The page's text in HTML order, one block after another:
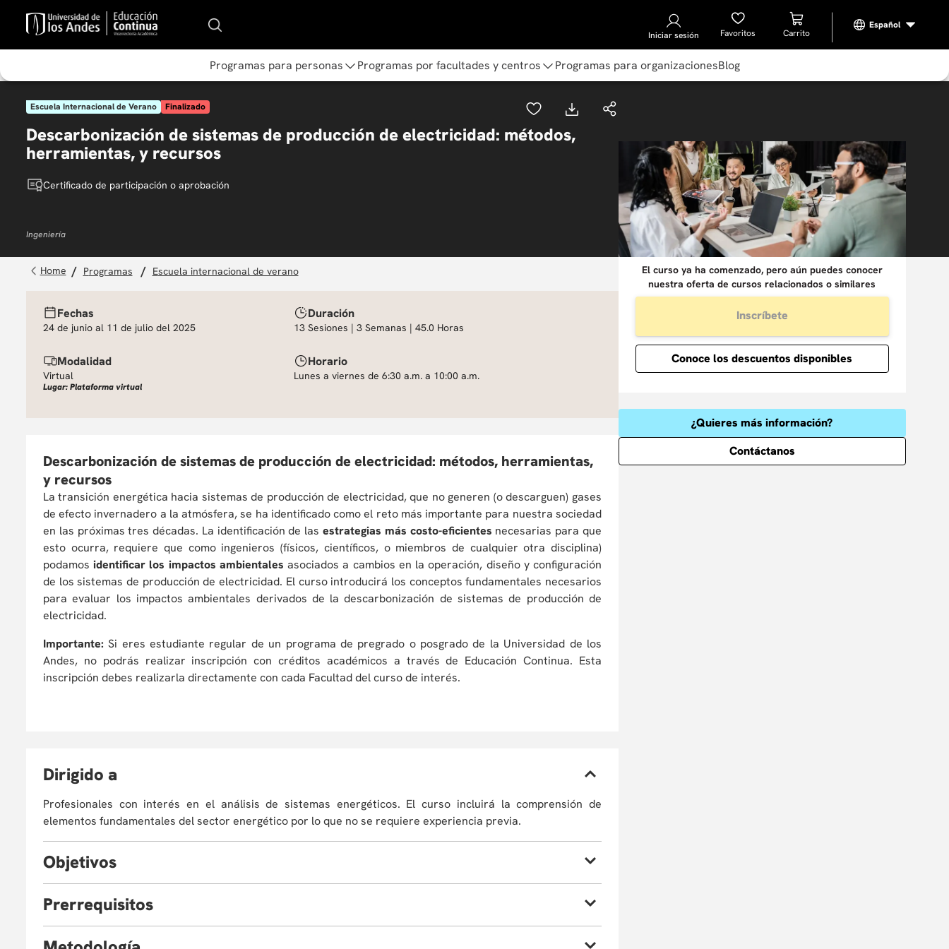
Iniciar sesión Favoritos
Programas para personas Programas por facultades y centros Programas para organizacionesBlog
Escuela Internacional de Verano Finalizado
Descarbonización de sistemas de producción de electricidad: métodos,
herramientas, y recursos
Certificado de participación o aprobación
Ingeniería
programas escuela internacional de verano
Fechas
24 de junio al 11 de julio del 2025
Duración
13 Sesiones | 3 Semanas | 45.0 Horas
Modalidad
Virtual
Lugar: Plataforma virtual
Horario
Lunes a viernes de 6:30 a.m. a 10:00 a.m.
Descarbonización de sistemas de producción de electricidad: métodos, herramientas,
y recursos
La transición energética hacia sistemas de producción de electricidad, que no generen (o descarguen) gases
de efecto invernadero a la atmósfera, se ha identificado como el reto más importante para nuestra sociedad
en las próximas tres décadas. La identificación de lasestrategias más costo-eficientes necesarias para que
esto ocurra, requiere que como ingenieros (físicos, científicos, o miembros de cualquier otra disciplina)
podamosidentificar los impactos ambientales asociados a cambios en la operación, diseño y configuración
de los sistemas de producción de electricidad. El curso introducirá los conceptos fundamentales necesarios
para evaluar los impactos ambientales derivados de la descarbonización de sistemas de producción de
electricidad.
Importante:Si eres estudiante regular de un programa de pregrado o posgrado de la Universidad de los
Andes, no podrás realizar inscripción con créditos académicos a través de Educación Continua. Esta
inscripción debes realizarla directamente con cada Facultad del curso de interés.
Dirigido a
Profesionales con interés en el análisis de sistemas energéticos. El curso incluirá la comprensión de
elementos fundamentales del sector energético por lo que no se requiere experiencia previa.
Objetivos
Prerrequisitos
El curso ya ha comenzado, pero aún puedes conocer
nuestra oferta de cursos relacionados o similares
Inscríbete
Conoce los descuentos disponibles
¿Quieres más información?
Contáctanos